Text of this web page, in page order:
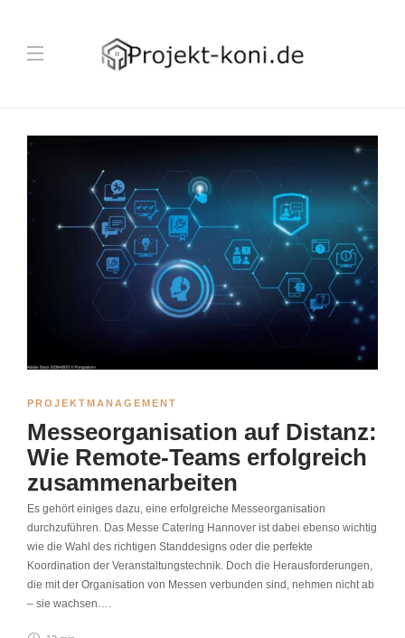
PROJEKTMANAGEMENT
Messeorganisation auf Distanz:
Wie Remote-Teams erfolgreich
zusammenarbeiten
Es gehört einiges dazu, eine erfolgreiche Messeorganisation
durchzuführen. Das Messe Catering Hannover ist dabei ebenso wichtig
wie die Wahl des richtigen Standdesigns oder die perfekte
Koordination der Veranstaltungstechnik. Doch die Herausforderungen,
die mit der Organisation von Messen verbunden sind, nehmen nicht ab
– sie wachsen….